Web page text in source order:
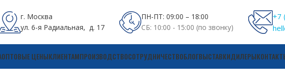
г. Москва
ул. 6-я Радиальная, д. 17
ПН-ПТ: 09:00 – 18:00
СБ: 10:00 - 15:00 (по звонку)
+7
ОПТОВЫЕ ЦЕНЫКЛИЕНТАМПРОИЗВОДСТВОСОТРУДНИЧЕСТВОБЛОГВЫСТАВКИДИЛЕРЫ